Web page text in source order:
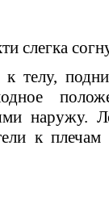
слегка
телу,
наружу.
к